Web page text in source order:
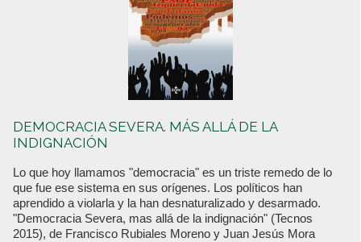
DEMOCRACIA SEVERA. MÁS ALLÁ DE LA
INDIGNACIÓN
Lo que hoy llamamos "democracia" es un triste remedo de lo
que fue ese sistema en sus orígenes. Los políticos han
aprendido a violarla y la han desnaturalizado y desarmado.
"Democracia Severa, mas allá de la indignación" (Tecnos
2015), de Francisco Rubiales Moreno y Juan Jesús Mora